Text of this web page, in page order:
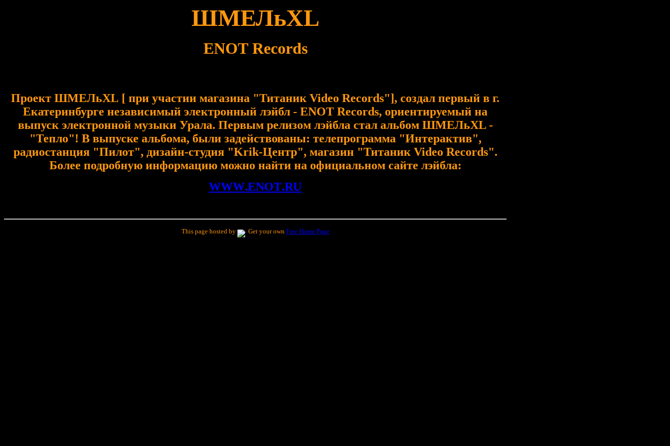
ШМЕЛьXL
ENOTRecords
Проект ШМЕЛьXL [ при участии магазина "Титаник Video Records"], создал первый в г.
Екатеринбурге независимый электронный лэйбл - ENOT Records, ориентируемый на
выпуск электронной музыки Урала. Первым релизом лэйбла стал альбом ШМЕЛьXL -
"Тепло"! В выпуске альбома, были задействованы: телепрограмма "Интерактив",
радиостанция "Пилот", дизайн-студия "Krik-Центр", магазин "Титаник Video Records".
Более подробную информацию можно найти на официальном сайте лэйбла:
WWW.ENOT.RU
This page hosted by Get your own Free Home Page